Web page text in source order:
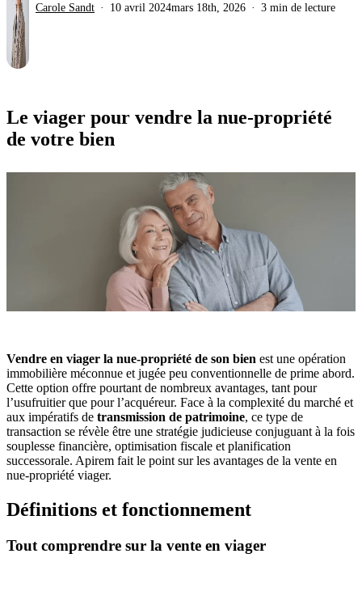
Carole Sandt 10 avril 2024mars 18th, 2026 3 min de lecture
Le viager pour vendre la nue-propriété
de votre bien
Vendre en viager la nue-propriété de son bien est une opération
immobilière méconnue et jugée peu conventionnelle de prime abord.
Cette option offre pourtant de nombreux avantages, tant pour
l’usufruitier que pour l’acquéreur. Face à la complexité du marché et
aux impératifs de transmission de patrimoine, ce type de
transaction se révèle être une stratégie judicieuse conjuguant à la fois
souplesse financière, optimisation fiscale et planification
successorale. Apirem fait le point sur les avantages de la vente en
nue-propriété viager.
Définitions et fonctionnement
Tout comprendre sur la vente en viager